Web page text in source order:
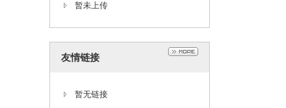
暂未上传
友情链接
暂无链接